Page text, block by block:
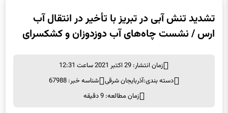
تشدید تنش آبی در تبریز با تأخیر در انتقال آب
ارس / نشست چاه‌های آب دوزدوزان و کشکسرای
زمان انتشار: 29 اکتبر 2021 ساعت 12:31
دسته بندی:آذربایجان شرقی
شناسه خبر: 67988
زمان مطالعه: 9 دقیقه